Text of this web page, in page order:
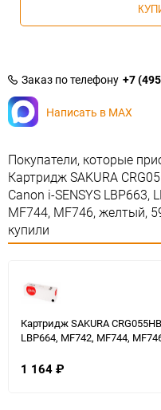
Заказ по телефону +7
Написать в MAX
Покупатели, которые
Картридж SAKURA
Canon i-SENSYS LBP663,
MF744, MF746, желтый,
купили
Картридж SAKURA
LBP664, MF742, MF744,
1 164 ₽